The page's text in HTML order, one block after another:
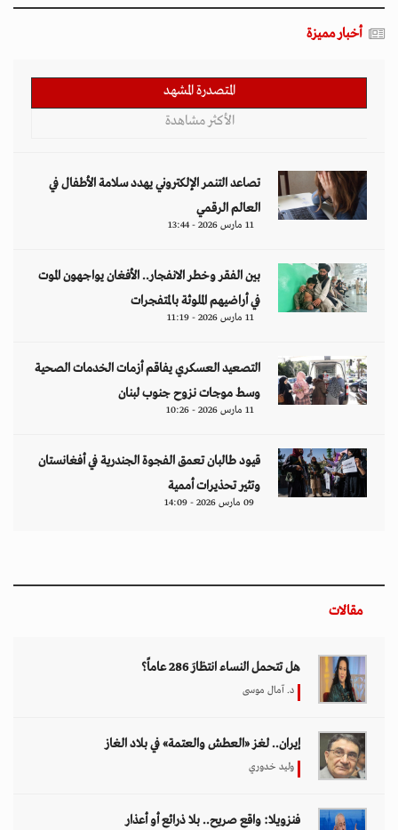
أخبار مميزة
المتصدرة المشهد
الأكثر مشاهدة
تصاعد التنمر الإلكتروني يهدد سلامة الأطفال في
العالم الرقمي
11 مارس 2026 - 13:44
بين الفقر وخطر الانفجار.. الأفغان يواجهون الموت
في أراضيهم الملوثة بالمتفجرات
11 مارس 2026 - 11:19
التصعيد العسكري يفاقم أزمات الخدمات الصحية
وسط موجات نزوح جنوب لبنان
11 مارس 2026 - 10:26
قيود طالبان تعمق الفجوة الجندرية في أفغانستان
وتثير تحذيرات أممية
09 مارس 2026 - 14:09
مقالات
هل تتحمل النساء انتظارَ 286 عاماً؟
د. آمال موسى
إيران.. لغز «العطش والعتمة» في بلاد الغاز
وليد خدوري
فنزويلا: واقع صريح.. بلا ذرائع أو أعذار